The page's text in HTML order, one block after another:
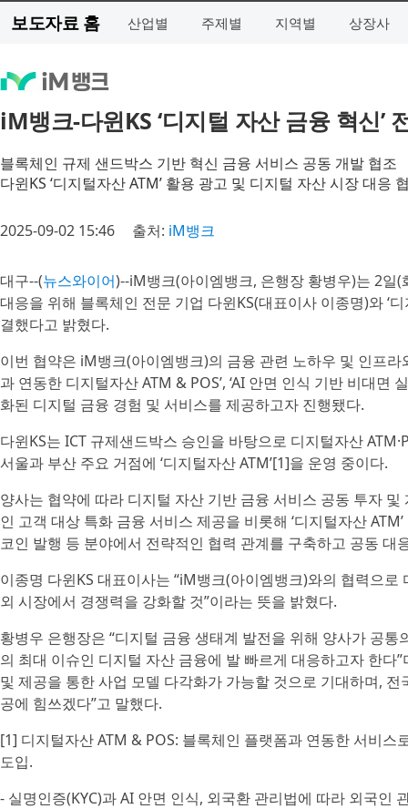
보도자료 홈 산업별 주제별 지역별 상장사
iM뱅크-다윈KS ‘디지털 자산 금융 혁신’
블록체인 규제 샌드박스 기반 혁신 금융 서비스 공동 개발 협조
다윈KS ‘디지털자산 ATM’ 활용 광고 및 디지털 자산 시장 대응
2025-09-02 15:46 출처: iM뱅크
대구--(뉴스와이어)--iM뱅크(아이엠뱅크, 은행장 황병우)는 2일
대응을 위해 블록체인 전문 기업 다윈KS(대표이사 이종명)와 ‘
결했다고 밝혔다.
이번 협약은 iM뱅크(아이엠뱅크)의 금융 관련 노하우 및 인프라
과 연동한 디지털자산 ATM & POS’, ‘AI 안면 인식 기반 비대면
화된 디지털 금융 경험 및 서비스를 제공하고자 진행됐다.
다윈KS는 ICT 규제샌드박스 승인을 바탕으로 디지털자산
서울과 부산 주요 거점에 ‘디지털자산 ATM’[1]을 운영 중이다.
양사는 협약에 따라 디지털 자산 기반 금융 서비스 공동 투자
인 고객 대상 특화 금융 서비스 제공을 비롯해 ‘디지털자산
코인 발행 등 분야에서 전략적인 협력 관계를 구축하고 공동 대
이종명 다윈KS 대표이사는 “iM뱅크(아이엠뱅크)와의 협력으
외 시장에서 경쟁력을 강화할 것”이라는 뜻을 밝혔다.
황병우 은행장은 “디지털 금융 생태계 발전을 위해 양사가 공
의 최대 이슈인 디지털 자산 금융에 발 빠르게 대응하고자 한다
및 제공을 통한 사업 모델 다각화가 가능할 것으로 기대하며,
공에 힘쓰겠다”고 말했다.
[1] 디지털자산 ATM & POS: 블록체인 플랫폼과 연동한 서비스
도입.
- 실명인증(KYC)과 AI 안면 인식, 외국환 관리법에 따라 외국인